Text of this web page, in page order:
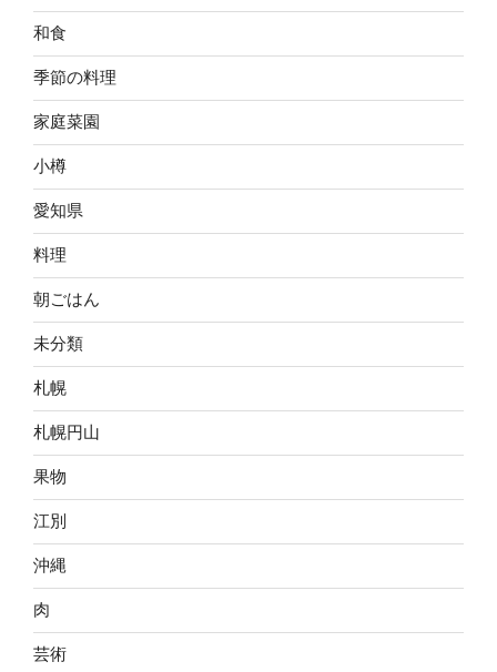
和食
季節の料理
家庭菜園
小樽
愛知県
料理
朝ごはん
未分類
札幌
札幌円山
果物
江別
沖縄
肉
芸術